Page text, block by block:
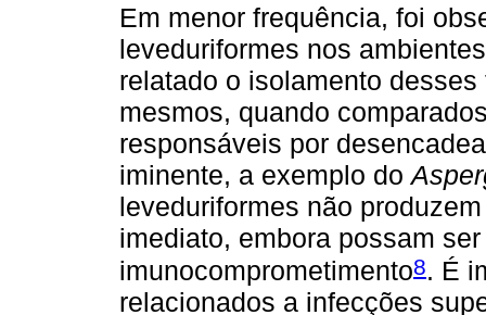
Em menor frequência, foi
leveduriformes nos
relatado o isolamento
mesmos, quando
responsáveis por
iminente, a exemplo do
leveduriformes não
imediato, embora possam
imunocomprometimento8. É
relacionados a infecções